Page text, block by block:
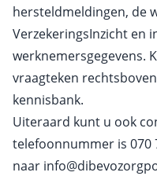
hersteldmeldingen, de
VerzekeringsInzicht en
werknemersgegevens.
vraagteken
kennisbank.
Uiteraard kunt u ook
telefoonnummer is 070
naar